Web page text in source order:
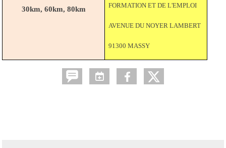
30km, 60km, 80km
FORMATION ET DE L'EMPLOI
AVENUE DU NOYER LAMBERT
91300 MASSY